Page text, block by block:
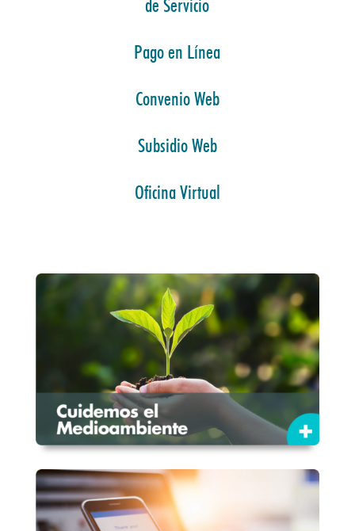
de Servicio
Pago en Línea
Convenio Web
Subsidio Web
Oficina Virtual